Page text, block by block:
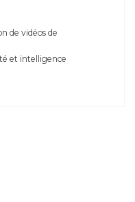
de vidéos de
et intelligence